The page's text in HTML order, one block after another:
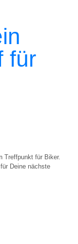
für
Treffpunkt für Biker.
Deine nächste